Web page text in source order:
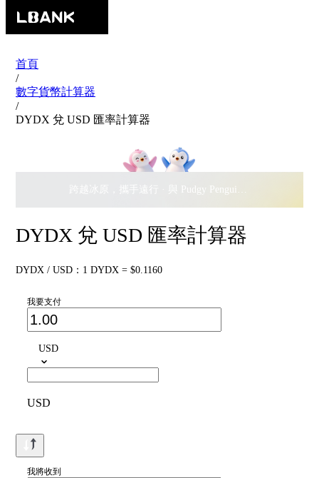
首頁
/
數字貨幣計算器
/
DYDX 兌 USD 匯率計算器
跨越冰原，攜手遠行 · 與 Pudgy Penguins 搖擺瓜分
DYDX 兌 USD 匯率計算器
DYDX / USD：1 DYDX = $0.1160
我要支付
USD
USD
我將收到